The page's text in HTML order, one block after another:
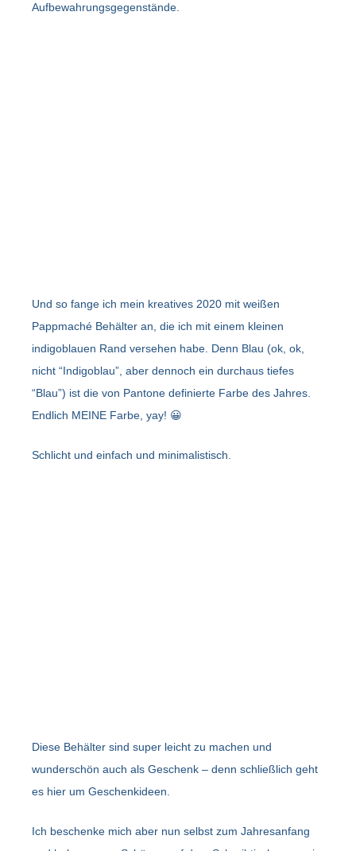
Aufbewahrungsgegenstände.
Und so fange ich mein kreatives 2020 mit weißen
Pappmaché Behälter an, die ich mit einem kleinen
indigoblauen Rand versehen habe. Denn Blau (ok, ok,
nicht “Indigoblau”, aber dennoch ein durchaus tiefes
“Blau”) ist die von Pantone definierte Farbe des Jahres.
Endlich MEINE Farbe, yay! 😀
Schlicht und einfach und minimalistisch.
Diese Behälter sind super leicht zu machen und
wunderschön auch als Geschenk – denn schließlich geht
es hier um Geschenkideen.
Ich beschenke mich aber nun selbst zum Jahresanfang